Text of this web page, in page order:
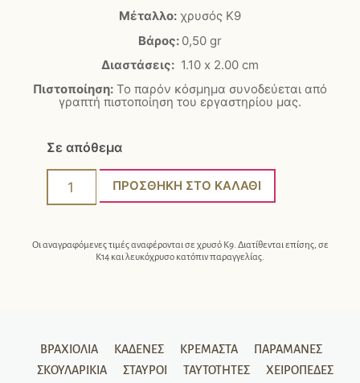
Μέταλλο: χρυσός Κ9
Βάρος: 0,50 gr
Διαστάσεις: 1.10 x 2.00 cm
Πιστοποίηση: Το παρόν κόσμημα συνοδεύεται από
γραπτή πιστοποίηση του εργαστηρίου μας.
Σε απόθεμα
ΠΡΟΣΘΉΚΗ ΣΤΟ ΚΑΛΆΘΙ
Οι αναγραφόμενες τιμές αναφέρονται σε χρυσό Κ9. Διατίθενται επίσης, σε
Κ14 και λευκόχρυσο κατόπιν παραγγελίας.
ΒΡΑΧΙΌΛΙΑ ΚΑΔΈΝΕΣ ΚΡΕΜΑΣΤΆ
ΠΑΡΑΜΆΝΕΣ
ΣΚΟΥΛΑΡΊΚΙΑ
ΣΤΑΥΡΟΊ ΤΑΥΤΌΤΗΤΕΣ
ΧΕΙΡΟΠΈΔΕΣ